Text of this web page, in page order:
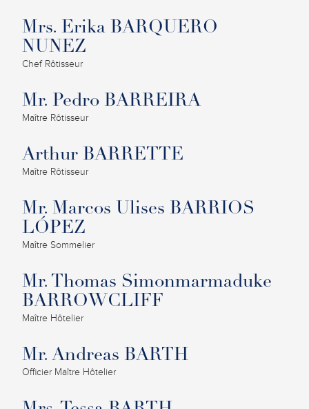
Mrs. Erika BARQUERO
NUNEZ
Chef Rôtisseur
Mr. Pedro BARREIRA
Maître Rôtisseur
Arthur BARRETTE
Maître Rôtisseur
Mr. Marcos Ulises BARRIOS
LÓPEZ
Maître Sommelier
Mr. Thomas Simonmarmaduke
BARROWCLIFF
Maître Hôtelier
Mr. Andreas BARTH
Officier Maître Hôtelier